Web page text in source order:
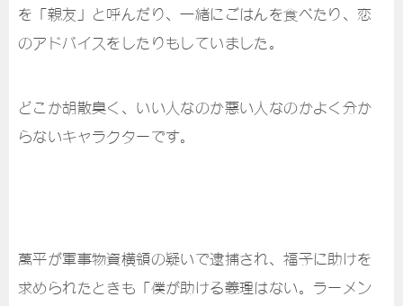
を「親友」と呼んだり、一緒にごはんを食べたり、恋
のアドバイスをしたりもしていました。
どこか胡散臭く、いい人なのか悪い人なのかよく分か
らないキャラクターです。
萬平が軍事物資横領の疑いで逮捕され、福子に助けを
求められたときも「僕が助ける義理はない。ラーメン